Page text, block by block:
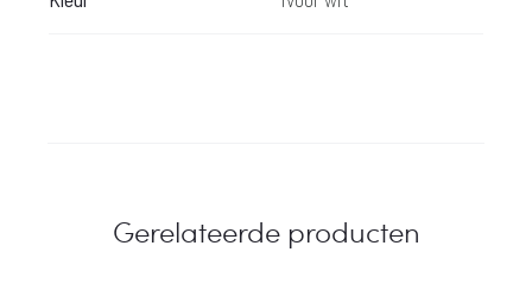
Gerelateerde producten